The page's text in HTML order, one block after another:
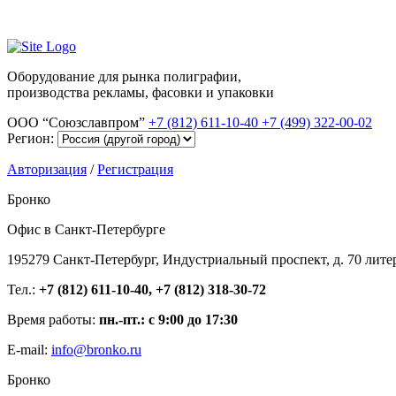
Оборудование для рынка полиграфии,
производства рекламы, фасовки и упаковки
ООО “Союзславпром” +7 (812) 611-10-40 +7 (499) 322-00-02
Регион:
Авторизация /Регистрация
Бронко
Офис в Санкт-Петербурге
195279 Санкт-Петербург, Индустриальный проспект, д. 70
Тел.: +7 (812) 611-10-40, +7 (812) 318-30-72
Время работы: пн.-пт.: с 9:00 до 17:30
E-mail: info@bronko.ru
Бронко